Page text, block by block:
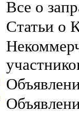
Все о
Статьи о